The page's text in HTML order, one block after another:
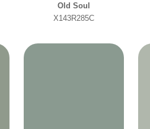
Old Soul
X143R285C